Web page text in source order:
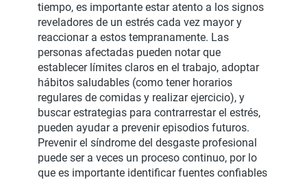
tiempo, es importante estar atento a los signos
reveladores de un estrés cada vez mayor y
reaccionar a estos tempranamente. Las
personas afectadas pueden notar que
establecer límites claros en el trabajo, adoptar
hábitos saludables (como tener horarios
regulares de comidas y realizar ejercicio), y
buscar estrategias para contrarrestar el estrés,
pueden ayudar a prevenir episodios futuros.
Prevenir el síndrome del desgaste profesional
puede ser a veces un proceso continuo, por lo
que es importante identificar fuentes confiables